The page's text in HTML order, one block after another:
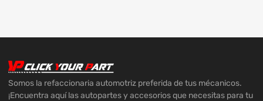
Somos la refaccionaria automotriz preferida de tus mécanicos.
¡Encuentra aquí las autopartes y accesorios que necesitas para tu